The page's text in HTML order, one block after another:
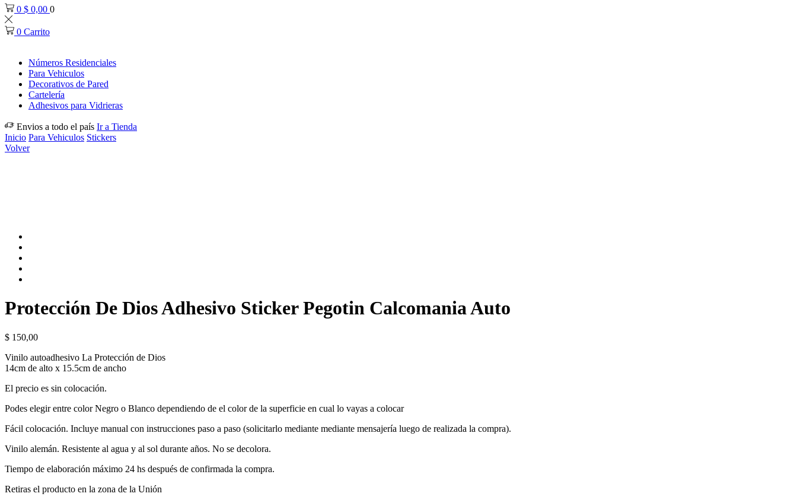
0 $ 0,00 0
0 Carrito
Números Residenciales
Para Vehiculos
Decorativos de Pared
Cartelería
Adhesivos para Vidrieras
Envios a todo el país Ir a Tienda
Inicio Para Vehiculos Stickers
Volver
Protección De Dios Adhesivo Sticker Pegotin Calcomania Auto
$ 150,00
Vinilo autoadhesivo La Protección de Dios
14cm de alto x 15.5cm de ancho
El precio es sin colocación.
Podes elegir entre color Negro o Blanco dependiendo de el color de la superficie en cual lo vayas a colocar
Fácil colocación. Incluye manual con instrucciones paso a paso (solicitarlo mediante mediante mensajería luego de realizada la compra).
Vinilo alemán. Resistente al agua y al sol durante años. No se decolora.
Tiempo de elaboración máximo 24 hs después de confirmada la compra.
Retiras el producto en la zona de la Unión